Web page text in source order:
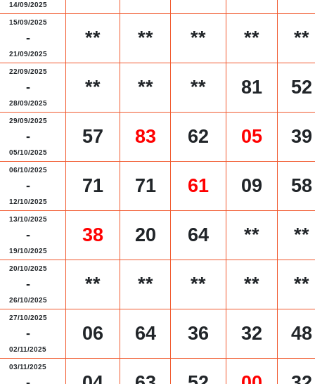
14/09/2025
15/09/2025
-
21/09/2025
** ** ** ** **
22/09/2025
-
28/09/2025
** ** ** 81 52
29/09/2025
-
05/10/2025
57 83 62 05 39
06/10/2025
-
12/10/2025
71 71 61 09 58
13/10/2025
-
19/10/2025
38 20 64 ** **
20/10/2025
-
26/10/2025
** ** ** ** **
27/10/2025
-
02/11/2025
06 64 36 32 48
03/11/2025